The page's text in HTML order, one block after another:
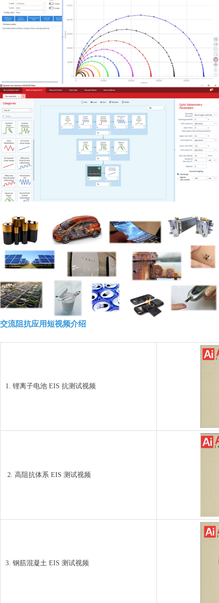
交流阻抗应用短视频介绍
1. 锂离子电池 EIS 抗测试视频
2. 高阻抗体系 EIS 测试视频
3. 钢筋混凝土 EIS 测试视频